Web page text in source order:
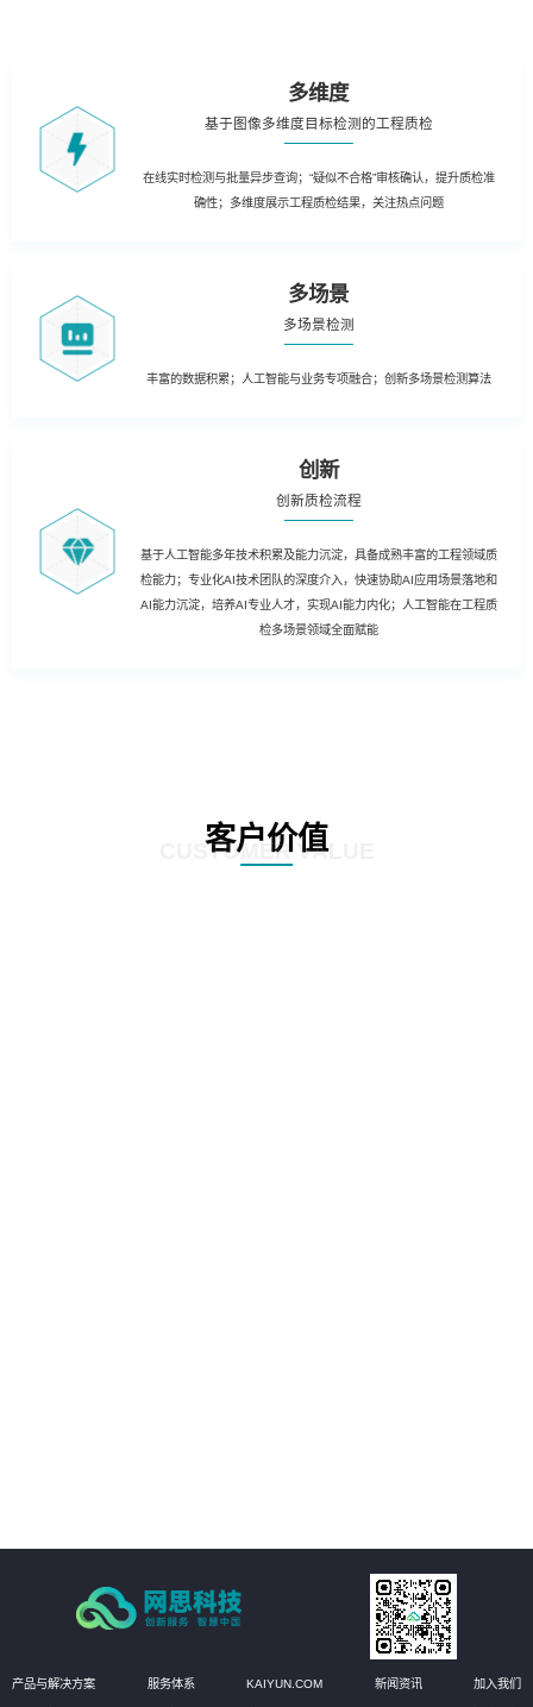
多维度
基于图像多维度目标检测的工程质检
在线实时检测与批量异步查询；“疑似不合格”审核确认，提升质检准
确性；多维度展示工程质检结果，关注热点问题
多场景
多场景检测
丰富的数据积累；人工智能与业务专项融合；创新多场景检测算法
创新
创新质检流程
基于人工智能多年技术积累及能力沉淀，具备成熟丰富的工程领域质
检能力；专业化AI技术团队的深度介入，快速协助AI应用场景落地和
AI能力沉淀，培养AI专业人才，实现AI能力内化；人工智能在工程质
检多场景领域全面赋能
客户价值
CUSTOMER VALUE
产品与解决方案 服务体系 KAIYUN.COM 新闻资讯 加入我们